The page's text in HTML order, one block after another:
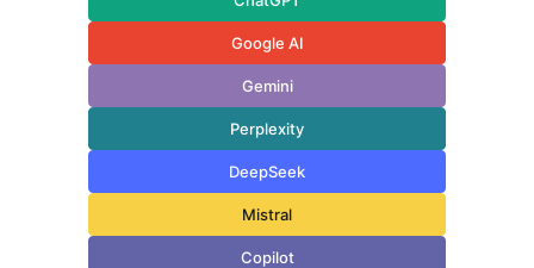
Google AI
Gemini
Perplexity
DeepSeek
Mistral
Copilot